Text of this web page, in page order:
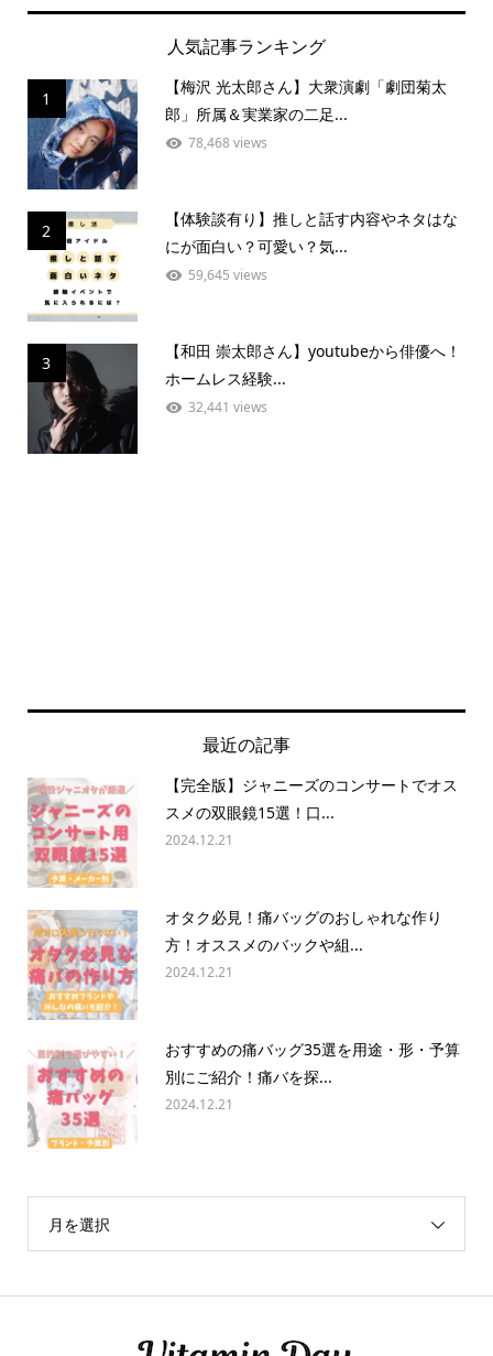
人気記事ランキング
1
【梅沢 光太郎さん】大衆演劇「劇団菊太
郎」所属＆実業家の二足...
78,468 views
2
【体験談有り】推しと話す内容やネタはな
にが面白い？可愛い？気...
59,645 views
3
【和田 崇太郎さん】youtubeから俳優へ！
ホームレス経験...
32,441 views
最近の記事
【完全版】ジャニーズのコンサートでオス
スメの双眼鏡15選！口...
2024.12.21
オタク必見！痛バッグのおしゃれな作り
方！オススメのバックや組...
2024.12.21
おすすめの痛バッグ35選を用途・形・予算
別にご紹介！痛バを探...
2024.12.21
月を選択